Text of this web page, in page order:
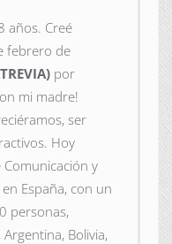
años. Creé
febrero de
por
mi madre!
ser
Hoy
y
España, con un
personas,
Bolivia,